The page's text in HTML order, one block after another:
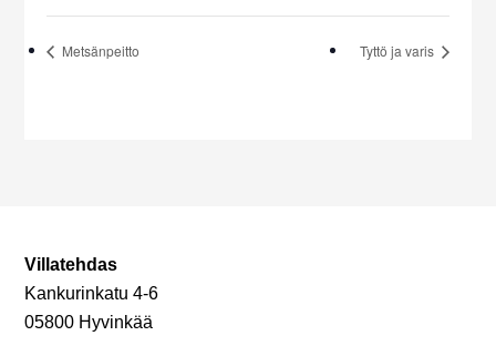
Metsänpeitto Tyttö ja varis
Villatehdas
Kankurinkatu 4-6
05800 Hyvinkää